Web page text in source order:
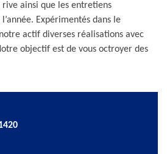
ainsi que les entretiens
Expérimentés dans le
actif diverses réalisations avec
objectif est de vous octroyer des